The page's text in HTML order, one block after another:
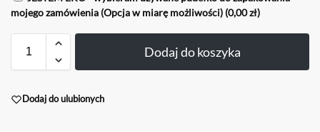
mojego zamówienia (Opcja w miarę możliwości) (0,00 zł)
Dodaj do koszyka
Dodaj do ulubionych